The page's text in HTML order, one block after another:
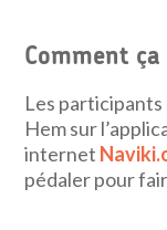
Comment ça
Les
Hem sur
internet
pédaler pour